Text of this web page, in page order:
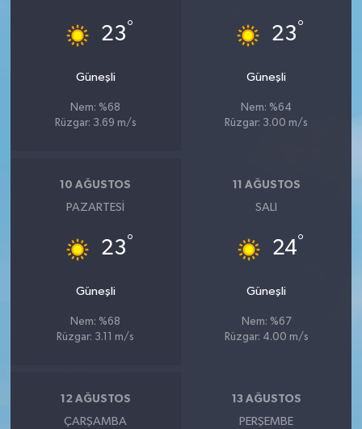
23°
Güneşli
Nem: %68
Rüzgar: 3.69 m/s
23°
Güneşli
Nem: %64
Rüzgar: 3.00 m/s
10 AĞUSTOS
PAZARTESI
23°
Güneşli
Nem: %68
Rüzgar: 3.11 m/s
11 AĞUSTOS
SALI
24°
Güneşli
Nem: %67
Rüzgar: 4.00 m/s
12 AĞUSTOS
ÇARŞAMBA
13 AĞUSTOS
PERŞEMBE